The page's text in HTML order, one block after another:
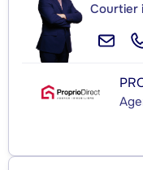
Courtier